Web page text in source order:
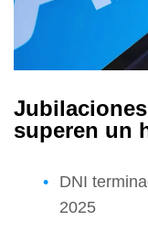
superen un
DNI
2025